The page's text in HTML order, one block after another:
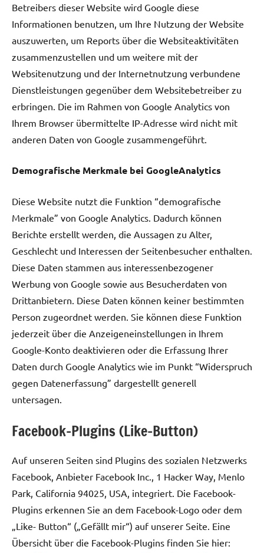
Betreibers dieser Website wird Google diese
Informationen benutzen, um Ihre Nutzung der Website
auszuwerten, um Reports über die Websiteaktivitäten
zusammenzustellen und um weitere mit der
Websitenutzung und der Internetnutzung verbundene
Dienstleistungen gegenüber dem Websitebetreiber zu
erbringen. Die im Rahmen von Google Analytics von
Ihrem Browser übermittelte IP-Adresse wird nicht mit
anderen Daten von Google zusammengeführt.
Demografische Merkmale bei GoogleAnalytics
Diese Website nutzt die Funktion “demografische
Merkmale” von Google Analytics. Dadurch können
Berichte erstellt werden, die Aussagen zu Alter,
Geschlecht und Interessen der Seitenbesucher enthalten.
Diese Daten stammen aus interessenbezogener
Werbung von Google sowie aus Besucherdaten von
Drittanbietern. Diese Daten können keiner bestimmten
Person zugeordnet werden. Sie können diese Funktion
jederzeit über die Anzeigeneinstellungen in Ihrem
Google-Konto deaktivieren oder die Erfassung Ihrer
Daten durch Google Analytics wie im Punkt “Widerspruch
gegen Datenerfassung” dargestellt generell
untersagen.
Facebook-Plugins (Like-Button)
Auf unseren Seiten sind Plugins des sozialen Netzwerks
Facebook, Anbieter Facebook Inc., 1 Hacker Way, Menlo
Park, California 94025, USA, integriert. Die Facebook-
Plugins erkennen Sie an dem Facebook-Logo oder dem
„Like- Button“ („Gefällt mir“) auf unserer Seite. Eine
Übersicht über die Facebook-Plugins finden Sie hier: